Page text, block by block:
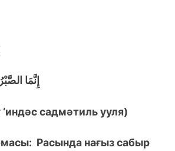
إِنَّمَا
садмәтиль ууля)
Расында нағыз сабыр